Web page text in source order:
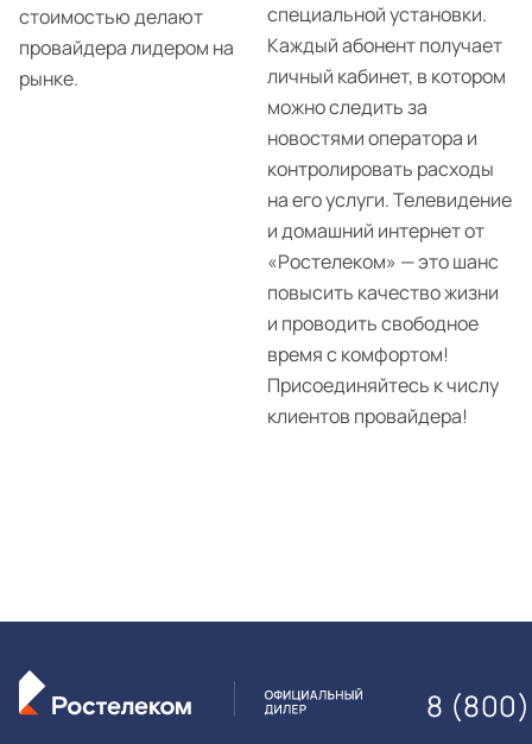
стоимостью делают
провайдера лидером на
рынке.
специальной установки.
Каждый абонент получает
личный кабинет, в котором
можно следить за
новостями оператора и
контролировать расходы
на его услуги. Телевидение
и домашний интернет от
«Ростелеком» — это шанс
повысить качество жизни
и проводить свободное
время с комфортом!
Присоединяйтесь к числу
клиентов провайдера!
8